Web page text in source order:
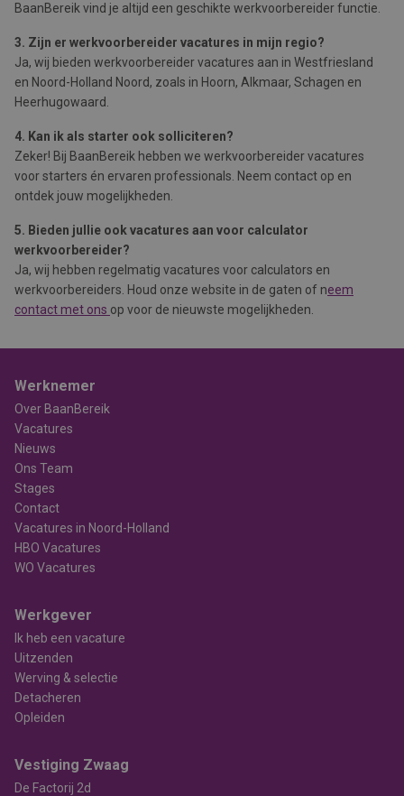
BaanBereik vind je altijd een geschikte werkvoorbereider functie.
3. Zijn er werkvoorbereider vacatures in mijn regio?
Ja, wij bieden werkvoorbereider vacatures aan in Westfriesland
en Noord-Holland Noord, zoals in Hoorn, Alkmaar, Schagen en
Heerhugowaard.
4. Kan ik als starter ook solliciteren?
Zeker! Bij BaanBereik hebben we werkvoorbereider vacatures
voor starters én ervaren professionals. Neem contact op en
ontdek jouw mogelijkheden.
5. Bieden jullie ook vacatures aan voor calculator
werkvoorbereider?
Ja, wij hebben regelmatig vacatures voor calculators en
werkvoorbereiders. Houd onze website in de gaten of neem
contact met ons op voor de nieuwste mogelijkheden.
Werknemer
Over BaanBereik
Vacatures
Nieuws
Ons Team
Stages
Contact
Vacatures in Noord-Holland
HBO Vacatures
WO Vacatures
Werkgever
Ik heb een vacature
Uitzenden
Werving & selectie
Detacheren
Opleiden
Vestiging Zwaag
De Factorij 2d